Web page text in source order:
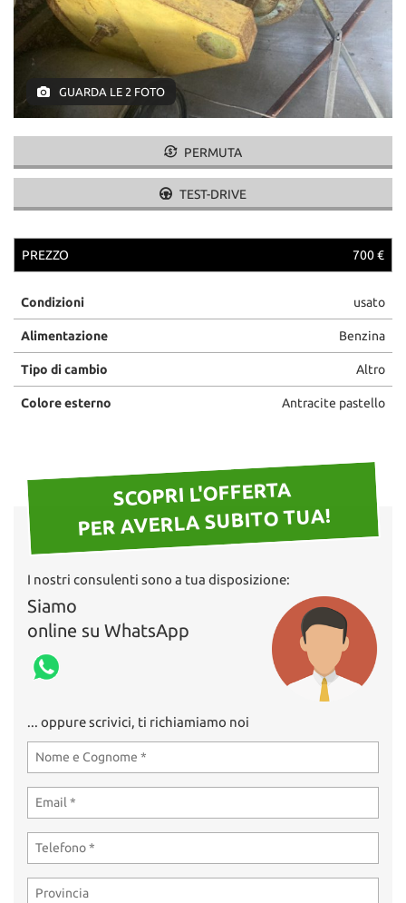
GUARDA LE 2 FOTO
PERMUTA
TEST-DRIVE
PREZZO 700 €
Condizioni usato
Alimentazione Benzina
Tipo di cambio Altro
Colore esterno Antracite pastello
SCOPRI L'OFFERTA
PER AVERLA SUBITO TUA!
I nostri consulenti sono a tua disposizione:
Siamo
online su WhatsApp
... oppure scrivici, ti richiamiamo noi
tracciamento
che
adottiamo
per
offrire
le
funzionalità
e
le
di
descritte.
Per
maggiori
sull'utilità
e
sul
funzionamento
di
tracciamento
si
rimanda
alla
cookie
Puoi
rivedere
modificare
tue
qualsiasi
momento.
Cookie necessari